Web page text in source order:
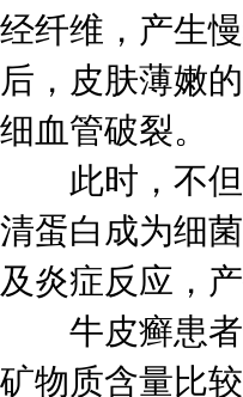
经纤维，产生
后，皮肤薄嫩
细血管破裂。
此时，不但
清蛋白成为细
及炎症反应，
牛皮癣患者
矿物质含量比